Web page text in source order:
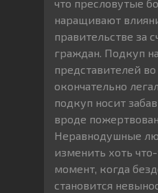
что пресловутые
наращивают
правительстве за
граждан. Подкуп
представителей
окончательно
подкуп носит
вроде
Неравнодушные
изменить хоть
момент, когда
становится